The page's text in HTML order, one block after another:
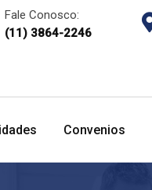
Fale Conosco:
(11) 3864-2246
Convenios